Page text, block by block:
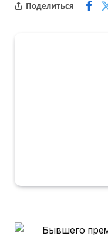
Поделиться